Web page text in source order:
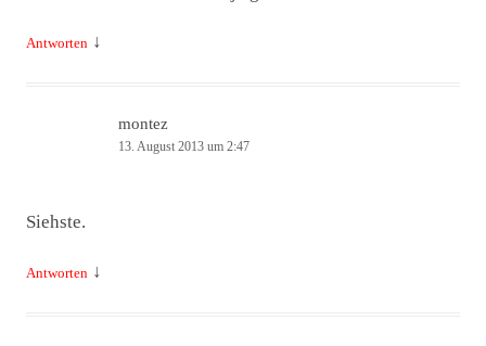
Antworten ↓
montez
13. August 2013 um 2:47
Siehste.
Antworten ↓